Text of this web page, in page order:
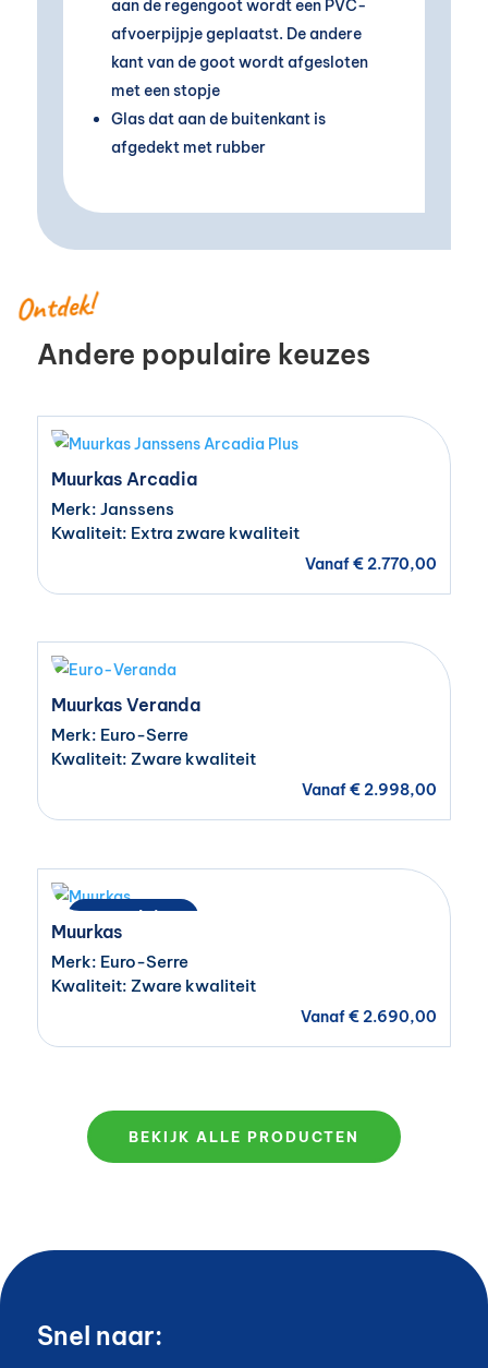
aan de regengoot wordt een PVC-
afvoerpijpje geplaatst. De andere
kant van de goot wordt afgesloten
met een stopje
Glas dat aan de buitenkant is
afgedekt met rubber
Ontdek!
Andere populaire keuzes
Muurkas Arcadia
Merk: Janssens
Kwaliteit: Extra zware kwaliteit
Vanaf€ 2.770,00
Muurkas Veranda
Merk: Euro-Serre
Kwaliteit: Zware kwaliteit
Vanaf€ 2.998,00
Populair!
Muurkas
Merk: Euro-Serre
Kwaliteit: Zware kwaliteit
Vanaf€ 2.690,00
BEKIJK ALLE PRODUCTEN
Snel naar: